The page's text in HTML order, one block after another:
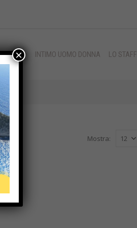
INTIMO UOMO DONNA LO STAFF
Mostra:
×